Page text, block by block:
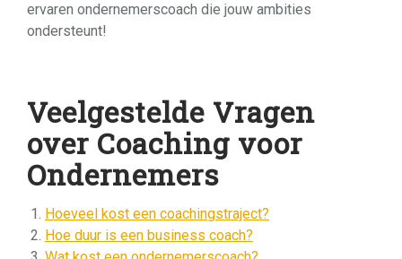
ervaren ondernemerscoach die jouw ambities
ondersteunt!
Veelgestelde Vragen
over Coaching voor
Ondernemers
Hoeveel kost een coachingstraject?
Hoe duur is een business coach?